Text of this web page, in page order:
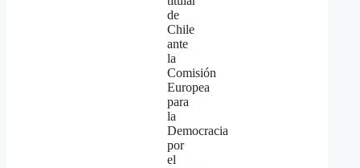
de
Chile
ante
la
Comisión
Europea
para
la
Democracia
por
el